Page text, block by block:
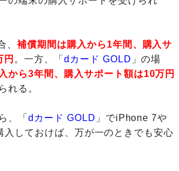
、補償期間は購入から1年間、購入サ
円 。一方、「 dカード GOLD 」の場
から3年間、購入サポート額は10万円
れる。
、「dカード GOLD 」でiPhone 7や
しておけば、万が一のときでも安心